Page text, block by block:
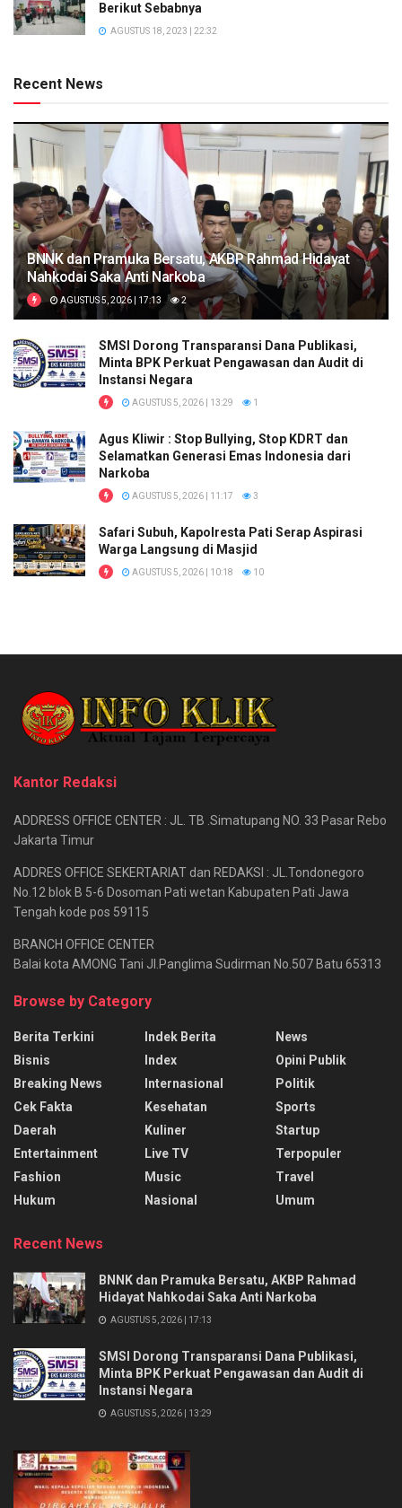
Berikut Sebabnya
AGUSTUS 18, 2023 | 22:32
Recent News
BNNK dan Pramuka Bersatu, AKBP Rahmad Hidayat
Nahkodai Saka Anti Narkoba
AGUSTUS 5, 2026 | 17:13 2
SMSI Dorong Transparansi Dana Publikasi,
Minta BPK Perkuat Pengawasan dan Audit di
Instansi Negara
AGUSTUS 5, 2026 | 13:29 1
Agus Kliwir : Stop Bullying, Stop KDRT dan
Selamatkan Generasi Emas Indonesia dari
Narkoba
AGUSTUS 5, 2026 | 11:17 3
Safari Subuh, Kapolresta Pati Serap Aspirasi
Warga Langsung di Masjid
AGUSTUS 5, 2026 | 10:18 10
Kantor Redaksi
ADDRESS OFFICE CENTER : JL. TB .Simatupang NO. 33 Pasar Rebo
Jakarta Timur
ADDRES OFFICE SEKERTARIAT dan REDAKSI : JL.Tondonegoro
No.12 blok B 5-6 Dosoman Pati wetan Kabupaten Pati Jawa
Tengah kode pos 59115
BRANCH OFFICE CENTER
Balai kota AMONG Tani Jl.Panglima Sudirman No.507 Batu 65313
Browse by Category
Berita Terkini
Bisnis
Breaking News
Cek Fakta
Daerah
Entertainment
Fashion
Hukum
Indek Berita
Index
Internasional
Kesehatan
Kuliner
Live TV
Music
Nasional
News
Opini Publik
Politik
Sports
Startup
Terpopuler
Travel
Umum
Recent News
BNNK dan Pramuka Bersatu, AKBP Rahmad
Hidayat Nahkodai Saka Anti Narkoba
AGUSTUS 5, 2026 | 17:13
SMSI Dorong Transparansi Dana Publikasi,
Minta BPK Perkuat Pengawasan dan Audit di
Instansi Negara
AGUSTUS 5, 2026 | 13:29